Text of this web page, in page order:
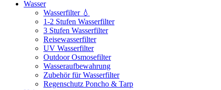
Wasser
Wasserfilter 💧
1-2 Stufen Wasserfilter
3 Stufen Wasserfilter
Reisewasserfilter
UV Wasserfilter
Outdoor Osmosefilter
Wasseraufbewahrung
Zubehör für Wasserfilter
Regenschutz Poncho & Tarp